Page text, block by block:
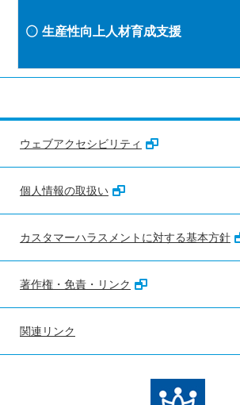
生産性向上人材育成支
ウェブアクセシビリティ
個人情報の取扱い
カスタマーハラスメントに対する基本方針
著作権・免責・リンク
関連リンク